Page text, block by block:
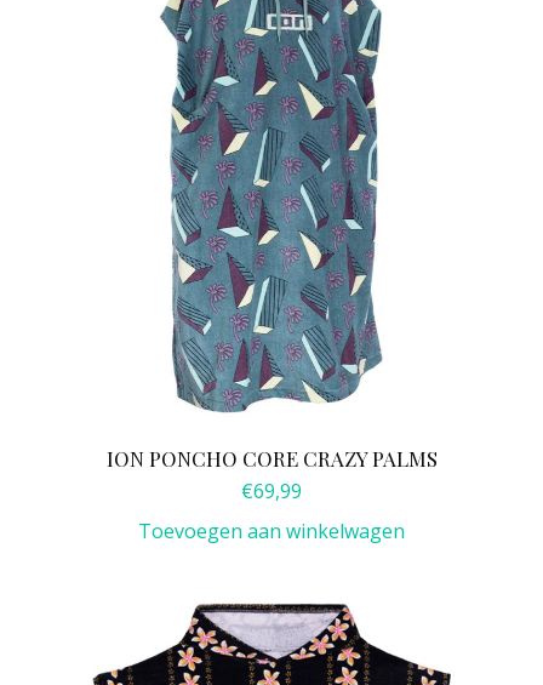
ION PONCHO CORE CRAZY PALMS
€69,99
Toevoegen aan winkelwagen